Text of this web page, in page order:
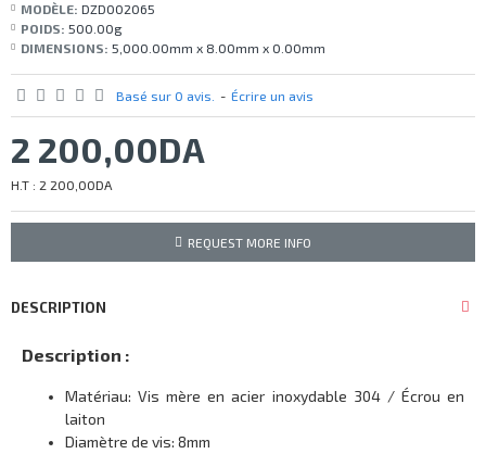
MODÈLE: DZD002065
POIDS: 500.00g
DIMENSIONS: 5,000.00mm x 8.00mm x 0.00mm
Basé sur 0 avis. - Écrire un avis
2 200,00DA
H.T : 2 200,00DA
REQUEST MORE INFO
DESCRIPTION
Description :
Matériau: Vis mère en acier inoxydable 304 / Écrou en
laiton
Diamètre de vis: 8mm